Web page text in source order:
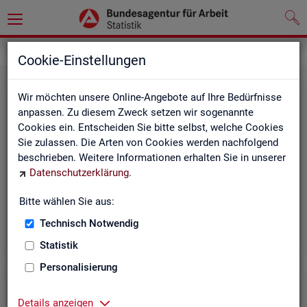
Cookie-Einstellungen
Wir möchten unsere Online-Angebote auf Ihre Bedürfnisse
anpassen. Zu diesem Zweck setzen wir sogenannte
Cookies ein. Entscheiden Sie bitte selbst, welche Cookies
Sie zulassen. Die Arten von Cookies werden nachfolgend
beschrieben. Weitere Informationen erhalten Sie in unserer
Datenschutzerklärung.
Bitte wählen Sie aus:
Technisch Notwendig
Statistik
Personalisierung
Details anzeigen
Ge­set­ze und Ver­ord­nun­gen
Die Gesetze und Verordnungen, die der Arbeit der
Statistik der BA zugrunde liegen, finden Sie hier.